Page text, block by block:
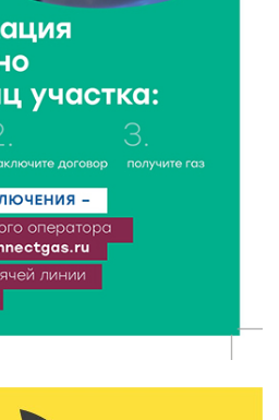
Рассказываем, что ждёт
получил бизнес
в детских лагерях Тверской